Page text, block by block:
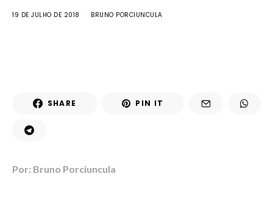
19 DE JULHO DE 2018 BRUNO PORCIUNCULA
SHARE PIN IT
Por: Bruno Porciuncula